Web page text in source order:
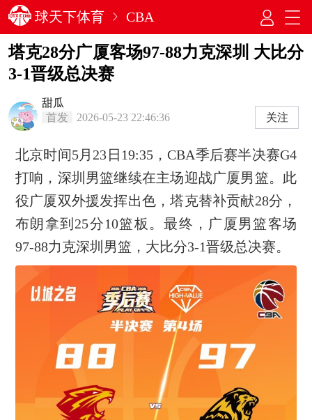
球天下体育 CBA
塔克28分广厦客场97-88力克深圳 大比分
3-1晋级总决赛
甜瓜
首发
2026-05-23 22:46:36 关注
北京时间5月23日19:35，CBA季后赛半决赛G4
打响，深圳男篮继续在主场迎战广厦男篮。此
役广厦双外援发挥出色，塔克替补贡献28分，
布朗拿到25分10篮板。最终，广厦男篮客场
97-88力克深圳男篮，大比分3-1晋级总决赛。